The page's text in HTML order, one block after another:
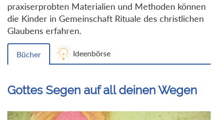
praxiserprobten Materialien und Methoden können
die Kinder in Gemeinschaft Rituale des christlichen
Glaubens erfahren.
Bücher Ideenbörse
Gottes Segen auf all deinen Wegen